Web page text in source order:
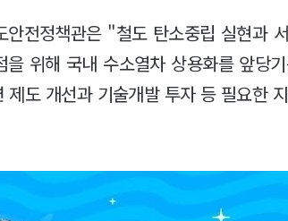
안전정책관은 "철도 탄소중립 실현과
을 위해 국내 수소열차 상용화를 앞당
제도 개선과 기술개발 투자 등 필요한